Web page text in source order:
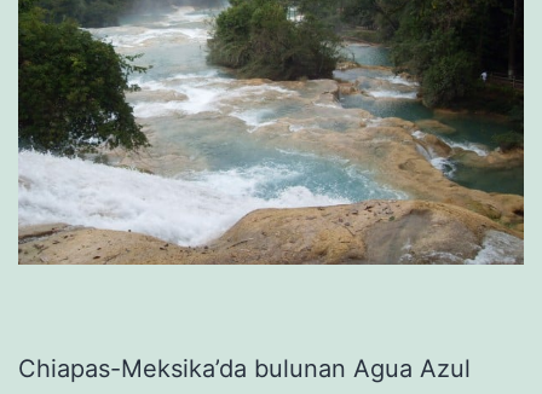
Chiapas-Meksika’da bulunan Agua Azul